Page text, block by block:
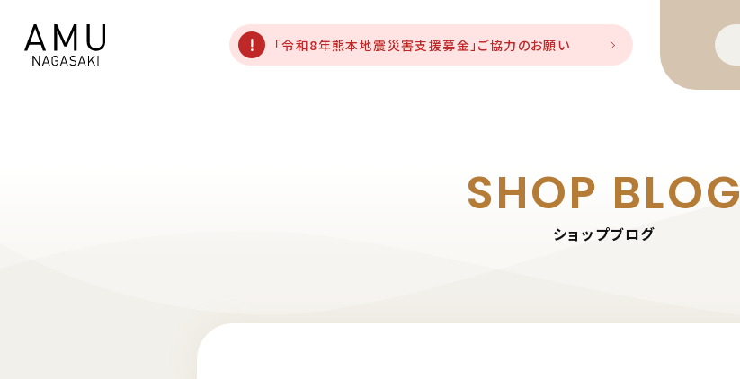
「令和8年熊本地震災害支援募金」ご協力のお願い
SHOP BLOG
ショップブログ